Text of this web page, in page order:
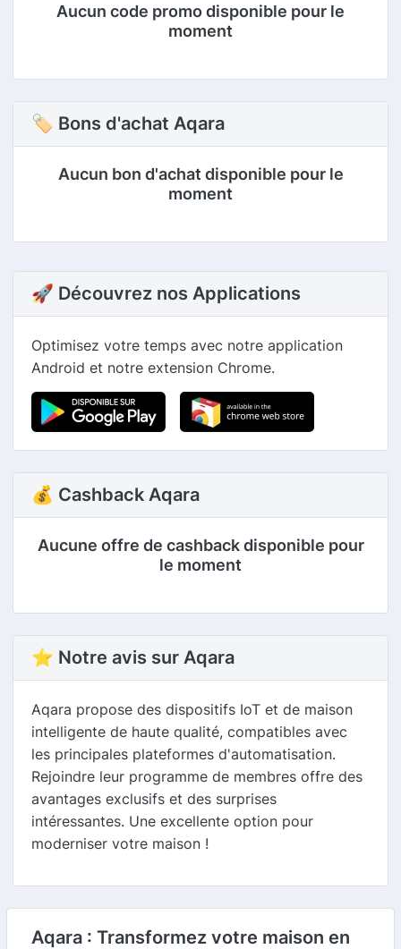
Aucun code promo disponible pour le
moment
🏷 Bons d'achat Aqara
Aucun bon d'achat disponible pour le
moment
🚀 Découvrez nos Applications
Optimisez votre temps avec notre application
Android et notre extension Chrome.
💰 Cashback Aqara
Aucune offre de cashback disponible pour
le moment
⭐ Notre avis sur Aqara
Aqara propose des dispositifs IoT et de maison
intelligente de haute qualité, compatibles avec
les principales plateformes d'automatisation.
Rejoindre leur programme de membres offre des
avantages exclusifs et des surprises
intéressantes. Une excellente option pour
moderniser votre maison !
Aqara : Transformez votre maison en